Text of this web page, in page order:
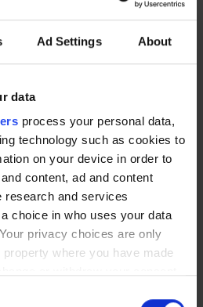
Ad Settings About
data
process your personal data,
technology such as cookies to
on your device in order to
content, ad and content
research and services
choice in who uses your data
privacy choices are only
where you have made
5 Produkte
Neuankömmling